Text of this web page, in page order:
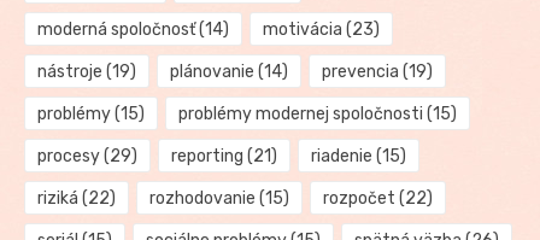
moderná spoločnosť(14) motivácia (23)
nástroje (19) plánovanie (14) prevencia (19)
problémy(15) problémy modernej spoločnosti (15)
procesy(29) reporting (21) riadenie (15)
riziká (22) rozhodovanie (15) rozpočet (22)